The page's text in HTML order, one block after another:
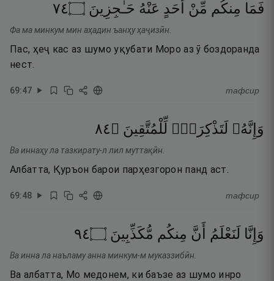
فَمَا مِنكُم مِّنْ أَحَدٍ عَنْهُ حَـٰجِزِينَ ۝٤٧
Фа ма минкум мин аҳадин ъанҳу ҳаҷизӣн.
Пас, ҳеҷ кас аз шумо уқубати Моро аз ӯ боздоранда
нест.
69:47 тафсир
وَإِنَّهُۥ لَتَذْكِرَةٌۭ لِّلْمُتَّقِينَ ۝٤٨
Ва иннаҳу ла тазкирату-л лил муттақӣн.
Албатта, Қуръон барои парҳезгорон панд аст.
69:48 тафсир
وَإِنَّا لَنَعْلَمُ أَنَّ مِنكُم مُّكَذِّبِينَ ۝٤٩
Ва инна ла наъламу анна минкум-м муказзибӣн.
Ва албатта, Мо медонем, ки баъзе аз шумо инро